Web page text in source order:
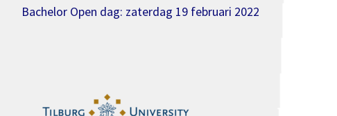
Bachelor Open dag: zaterdag 19 februari 2022